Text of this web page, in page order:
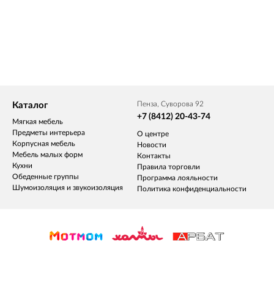
Каталог
Мягкая мебель
Предметы интерьера
Корпусная мебель
Мебель малых форм
Кухни
Обеденные группы
Шумоизоляция и звукоизоляция
Пенза, Суворова 92
+7 (8412) 20-43-74
О центре
Новости
Контакты
Правила торговли
Программа лояльности
Политика конфиденциальности